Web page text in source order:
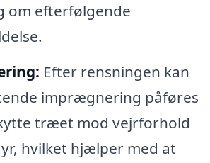
om efterfølgende
Efter rensningen kan
imprægnering påføres
træet mod vejrforhold
hvilket hjælper med at